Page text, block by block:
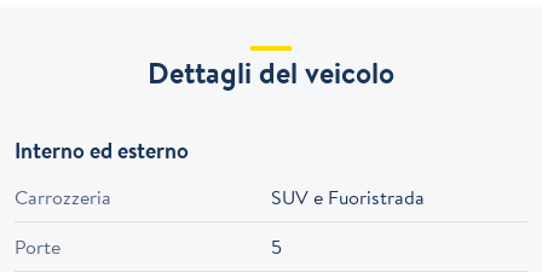
Dettagli del veicolo
Interno ed esterno
Carrozzeria
SUV e Fuoristrada
Porte
5